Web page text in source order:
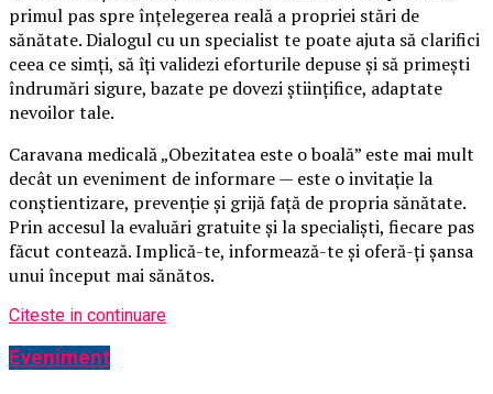
primul pas spre înțelegerea reală a propriei stări de
sănătate. Dialogul cu un specialist te poate ajuta să clarifici
ceea ce simți, să îți validezi eforturile depuse și să primești
îndrumări sigure, bazate pe dovezi științifice, adaptate
nevoilor tale.
Caravana medicală „Obezitatea este o boală” este mai mult
decât un eveniment de informare — este o invitație la
conștientizare, prevenție și grijă față de propria sănătate.
Prin accesul la evaluări gratuite și la specialiști, fiecare pas
făcut contează. Implică-te, informează-te și oferă-ți șansa
unui început mai sănătos.
Citeste in continuare
Eveniment